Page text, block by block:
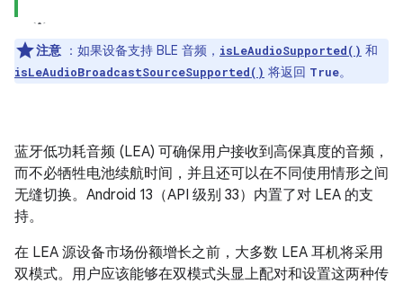
注意 ：如果设备支持 BLE 音频， isLeAudioSupported() 和
isLeAudioBroadcastSourceSupported() 将返回 True。
蓝牙低功耗音频 (LEA) 可确保用户接收到高保真度的音频，
而不必牺牲电池续航时间，并且还可以在不同使用情形之间
无缝切换。Android 13（API 级别 33）内置了对 LEA 的支
持。
在 LEA 源设备市场份额增长之前，大多数 LEA 耳机将采用
双模式。用户应该能够在双模式头显上配对和设置这两种传